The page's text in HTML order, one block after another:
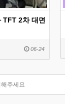
TFT 2차 대면
06-24